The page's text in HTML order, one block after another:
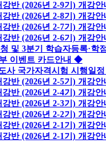
반 (2026년 2-9기) 개강안
반 (2026년 2-8기) 개강안
반 (2026년 2-7기) 개강안
반 (2026년 2-6기) 개강안
및 3분기 학습자등록·학
이벤트 카드안내 ◆
사 국가자격시험 시행일
반 (2026년 2-5기) 개강안
반 (2026년 2-4기) 개강안
반 (2026년 2-3기) 개강안
반 (2026년 2-2기) 개강안
반 (2026년 2-1기) 개강안
반 (2026년 2-1기) 개강안